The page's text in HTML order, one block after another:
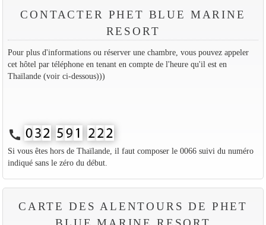
CONTACTER PHET BLUE MARINE
RESORT
Pour plus d'informations ou réserver une chambre, vous pouvez appeler
cet hôtel par téléphone en tenant en compte de l'heure qu'il est en
Thaïlande (voir ci-dessous)))
call
Si vous êtes hors de Thaïlande, il faut composer le 0066 suivi du numéro
indiqué sans le zéro du début.
CARTE DES ALENTOURS DE PHET